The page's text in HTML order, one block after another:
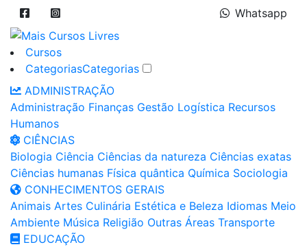
Whatsapp
Cursos
CategoriasCategorias
ADMINISTRAÇÃO
Administração Finanças Gestão Logística Recursos
Humanos
CIÊNCIAS
Biologia Ciência Ciências da natureza Ciências exatas
Ciências humanas Física quântica Química Sociologia
CONHECIMENTOS GERAIS
Animais Artes Culinária Estética e Beleza Idiomas Meio
Ambiente Música Religião Outras Áreas Transporte
EDUCAÇÃO